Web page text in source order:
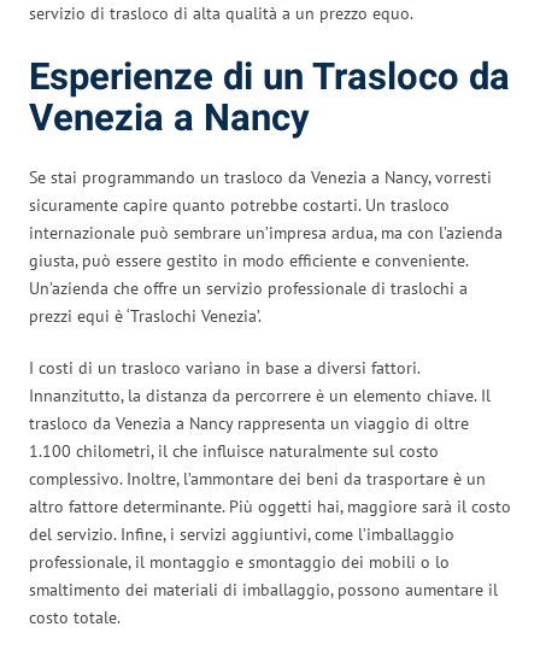
servizio di trasloco di alta qualità a un prezzo equo.
Esperienze di un Trasloco da
Venezia a Nancy
Se stai programmando un trasloco da Venezia a Nancy, vorresti
sicuramente capire quanto potrebbe costarti. Un trasloco
internazionale può sembrare un’impresa ardua, ma con l’azienda
giusta, può essere gestito in modo efficiente e conveniente.
Un’azienda che offre un servizio professionale di traslochi a
prezzi equi è ‘Traslochi Venezia’.
I costi di un trasloco variano in base a diversi fattori.
Innanzitutto, la distanza da percorrere è un elemento chiave. Il
trasloco da Venezia a Nancy rappresenta un viaggio di oltre
1.100 chilometri, il che influisce naturalmente sul costo
complessivo. Inoltre, l’ammontare dei beni da trasportare è un
altro fattore determinante. Più oggetti hai, maggiore sarà il costo
del servizio. Infine, i servizi aggiuntivi, come l’imballaggio
professionale, il montaggio e smontaggio dei mobili o lo
smaltimento dei materiali di imballaggio, possono aumentare il
costo totale.